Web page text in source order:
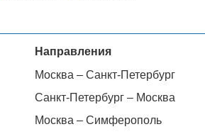
Направления
Москва – Санкт-Петербург
Санкт-Петербург – Москва
Москва – Симферополь